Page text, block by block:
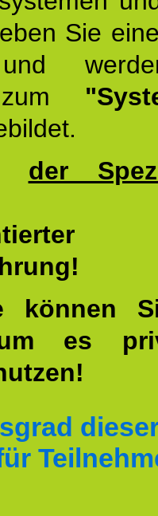
Sie
und
zum
der
können
es